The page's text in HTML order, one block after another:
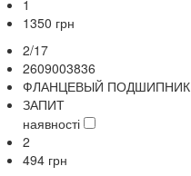
1
1350 грн
2/17
2609003836
ФЛАНЦЕВЫЙ ПОДШИПНИК
ЗАПИТ
наявності
2
494 грн